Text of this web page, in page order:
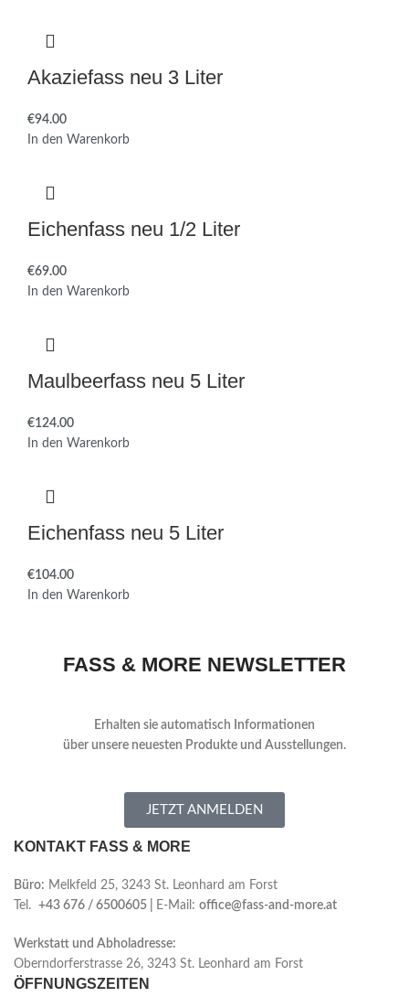
Akaziefass neu 3 Liter
€
In den Warenkorb
Eichenfass neu 1/2 Liter
€
In den Warenkorb
Maulbeerfass neu 5 Liter
€
In den Warenkorb
Eichenfass neu 5 Liter
€
In den Warenkorb
FASS & MORE NEWSLETTER
Erhalten sie automatisch Informationen
über unsere neuesten Produkte und Ausstellungen.
JETZT ANMELDEN
KONTAKT FASS & MORE
Büro: Melkfeld 25, 3243 St. Leonhard am Forst
Tel. +43 676 / 6500605 | E-Mail: office@fass-and-more.at
Werkstatt und Abholadresse:
Oberndorferstrasse 26, 3243 St. Leonhard am Forst
ÖFFNUNGSZEITEN